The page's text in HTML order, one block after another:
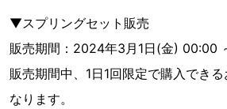
▼スプリングセット販売
販売期間：2024年3月1日(金) 00:00
販売期間中、1日1回限定で購入でき
なります。